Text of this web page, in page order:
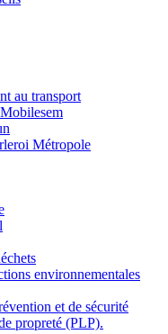
au transport
Métropole
environnementales
et de sécurité
propreté (PLP).